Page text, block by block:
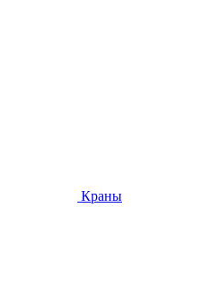
Краны